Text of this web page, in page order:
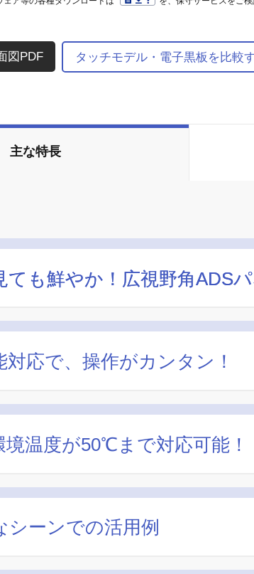
図PDF タッチモデル・電子黒板を比較
主な特長
ても鮮やか！広視野角ADS
ても鮮やか！広視野角ADS
対応で、操作がカンタン！
境温度が50℃まで対応可能！
シーンでの活用例